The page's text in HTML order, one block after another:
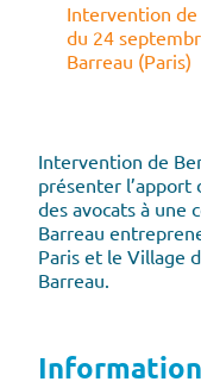
Intervention de
du 24
Barreau (Paris)
Intervention de
présenter l’apport
des avocats à une
Barreau
Paris et le Village
Barreau.